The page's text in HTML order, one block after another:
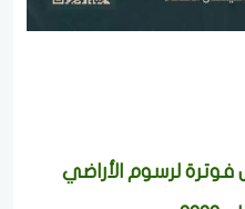
فوترة لرسوم الأراضي